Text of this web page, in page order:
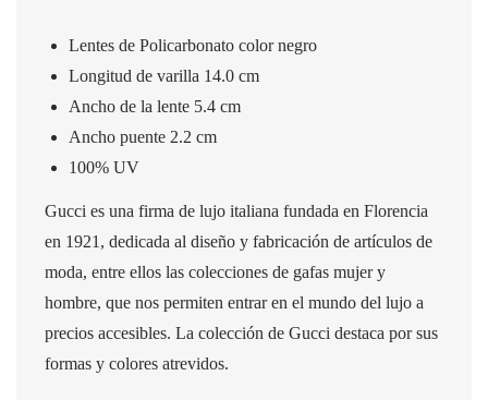
Lentes de Policarbonato color negro
Longitud de varilla 14.0 cm
Ancho de la lente 5.4 cm
Ancho puente 2.2 cm
100% UV
Gucci es una firma de lujo italiana fundada en Florencia
en 1921, dedicada al diseño y fabricación de artículos de
moda, entre ellos las colecciones de gafas mujer y
hombre, que nos permiten entrar en el mundo del lujo a
precios accesibles. La colección de Gucci destaca por sus
formas y colores atrevidos.